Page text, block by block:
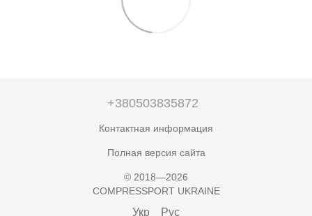
+380503835872
Контактная информация
Полная версия сайта
© 2018—2026
COMPRESSPORT UKRAINE
Укр Рус